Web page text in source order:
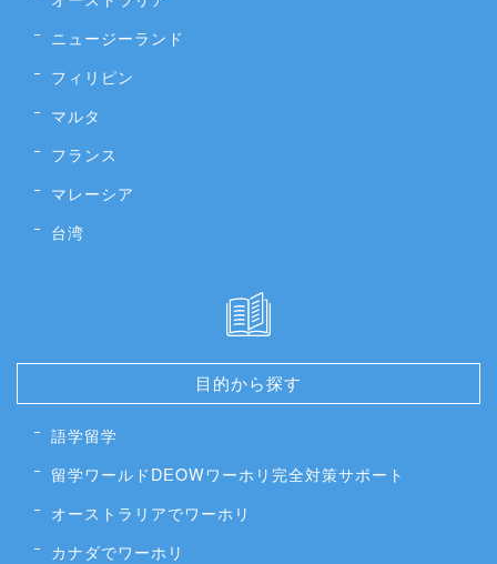
ニュージーランド
フィリピン
マルタ
フランス
マレーシア
台湾
目的から探す
語学留学
留学ワールドDEOWワーホリ完全対策サポート
オーストラリアでワーホリ
カナダでワーホリ